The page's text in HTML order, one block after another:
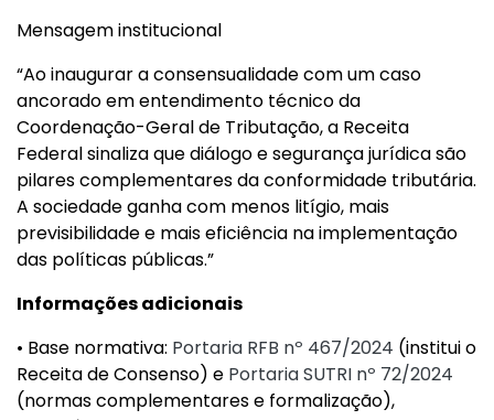
Mensagem institucional
“Ao inaugurar a consensualidade com um caso
ancorado em entendimento técnico da
Coordenação-Geral de Tributação, a Receita
Federal sinaliza que diálogo e segurança jurídica são
pilares complementares da conformidade tributária.
A sociedade ganha com menos litígio, mais
previsibilidade e mais eficiência na implementação
das políticas públicas.”
Informações adicionais
• Base normativa: Portaria RFB nº 467/2024 (institui o
Receita de Consenso) e Portaria SUTRI nº 72/2024
(normas complementares e formalização),